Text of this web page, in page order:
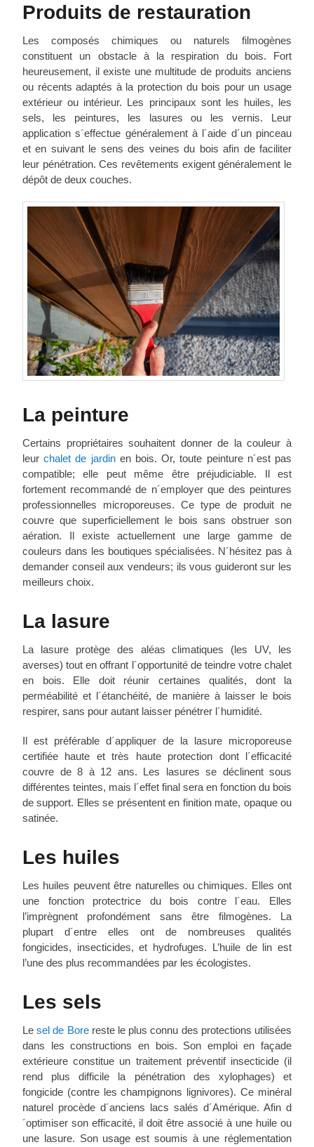
Produits de restauration
Les composés chimiques ou naturels filmogènes
constituent un obstacle à la respiration du bois. Fort
heureusement, il existe une multitude de produits anciens
ou récents adaptés à la protection du bois pour un usage
extérieur ou intérieur. Les principaux sont les huiles, les
sels, les peintures, les lasures ou les vernis. Leur
application s´effectue généralement à l´aide d´un pinceau
et en suivant le sens des veines du bois afin de faciliter
leur pénétration. Ces revêtements exigent généralement le
dépôt de deux couches.
La peinture
Certains propriétaires souhaitent donner de la couleur à
leurchalet de jardinen bois. Or, toute peinture n´est pas
compatible; elle peut même être préjudiciable. Il est
fortement recommandé de n´employer que des peintures
professionnelles microporeuses. Ce type de produit ne
couvre que superficiellement le bois sans obstruer son
aération. Il existe actuellement une large gamme de
couleurs dans les boutiques spécialisées. N´hésitez pas à
demander conseil aux vendeurs; ils vous guideront sur les
meilleurs choix.
La lasure
La lasure protège des aléas climatiques (les UV, les
averses) tout en offrant l´opportunité de teindre votre chalet
en bois. Elle doit réunir certaines qualités, dont la
perméabilité et l´étanchéité, de manière à laisser le bois
respirer, sans pour autant laisser pénétrer l´humidité.
Il est préférable d´appliquer de la lasure microporeuse
certifiée haute et très haute protection dont l´efficacité
couvre de 8 à 12 ans. Les lasures se déclinent sous
différentes teintes, mais l´effet final sera en fonction du bois
de support. Elles se présentent en finition mate, opaque ou
satinée.
Les huiles
Les huiles peuvent être naturelles ou chimiques. Elles ont
une fonction protectrice du bois contre l´eau. Elles
l’imprègnent profondément sans être filmogènes. La
plupart d´entre elles ont de nombreuses qualités
fongicides, insecticides, et hydrofuges. L’huile de lin est
l’une des plus recommandées par les écologistes.
Les sels
Lesel de Borereste le plus connu des protections utilisées
dans les constructions en bois. Son emploi en façade
extérieure constitue un traitement préventif insecticide (il
rend plus difficile la pénétration des xylophages) et
fongicide (contre les champignons lignivores). Ce minéral
naturel procède d´anciens lacs salés d´Amérique. Afin d
´optimiser son efficacité, il doit être associé à une huile ou
une lasure. Son usage est soumis à une réglementation